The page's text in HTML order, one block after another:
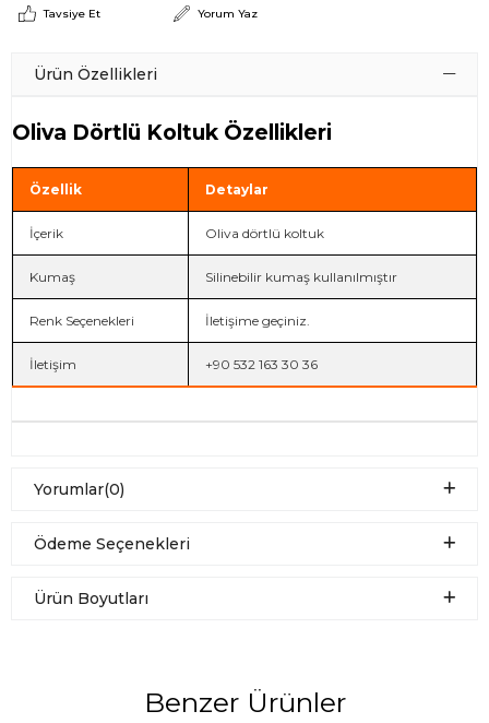
Tavsiye Et Yorum Yaz
Ürün Özellikleri
Oliva Dörtlü Koltuk Özellikleri
Özellik Detaylar
İçerik Oliva dörtlü koltuk
Kumaş Silinebilir kumaş kullanılmıştır
Renk Seçenekleri İletişime geçiniz.
İletişim +90 532 163 30 36
Yorumlar(0)
Ödeme Seçenekleri
Ürün Boyutları
Benzer Ürünler